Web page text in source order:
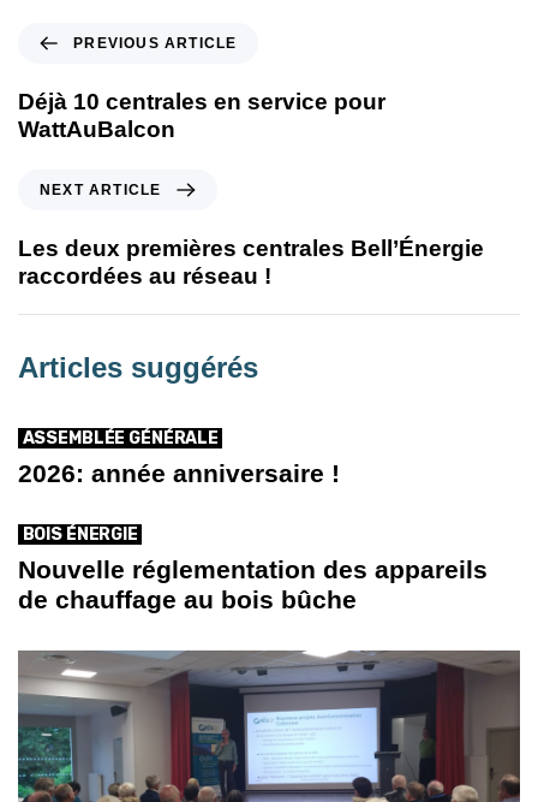
PREVIOUS ARTICLE
Déjà 10 centrales en service pour
WattAuBalcon
NEXT ARTICLE
Les deux premières centrales Bell’Énergie
raccordées au réseau !
Articles suggérés
ASSEMBLÉE GÉNÉRALE
2026: année anniversaire !
BOIS ÉNERGIE
Nouvelle réglementation des appareils
de chauffage au bois bûche